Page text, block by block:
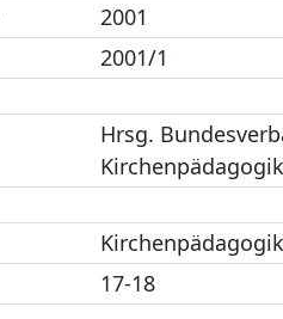
2001
2001/1
Hrsg.
17-18